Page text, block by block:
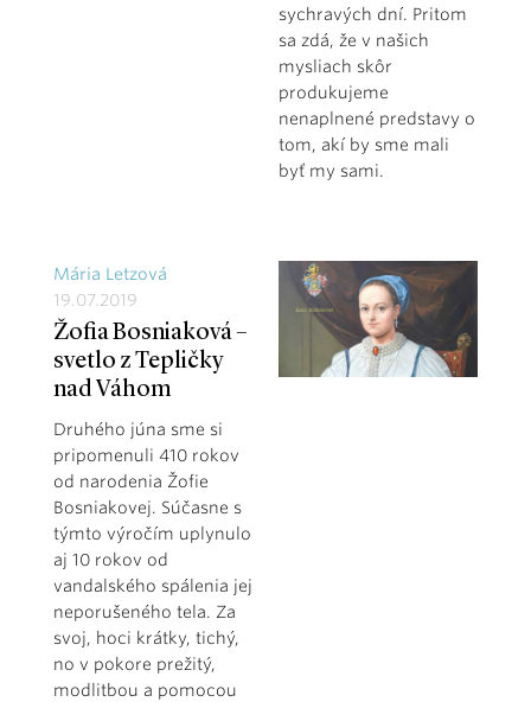
sychravých dní. Pritom
sa zdá, že v našich
mysliach skôr
produkujeme
nenaplnené predstavy o
tom, akí by sme mali
byť my sami.
Mária Letzová
19.07.2019
Žofia Bosniaková –
svetlo z Tepličky
nad Váhom
Druhého júna sme si
pripomenuli 410 rokov
od narodenia Žofie
Bosniakovej. Súčasne s
týmto výročím uplynulo
aj 10 rokov od
vandalského spálenia jej
neporušeného tela. Za
svoj, hoci krátky, tichý,
no v pokore prežitý,
modlitbou a pomocou